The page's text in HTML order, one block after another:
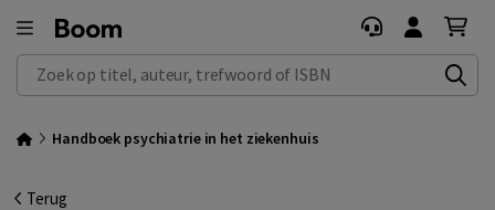
Zoek op titel, auteur, trefwoord of ISBN
Handboek psychiatrie in het ziekenhuis
Terug